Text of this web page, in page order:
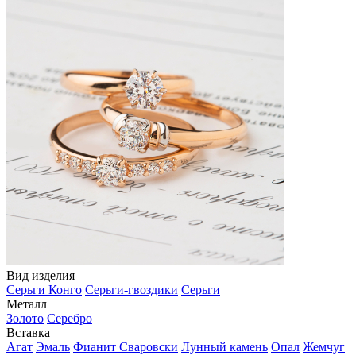
Вид изделия
Серьги Конго Серьги-гвоздики Серьги
Металл
Золото Серебро
Вставка
Агат Эмаль Фианит Сваровски Лунный камень Опал Жемчуг